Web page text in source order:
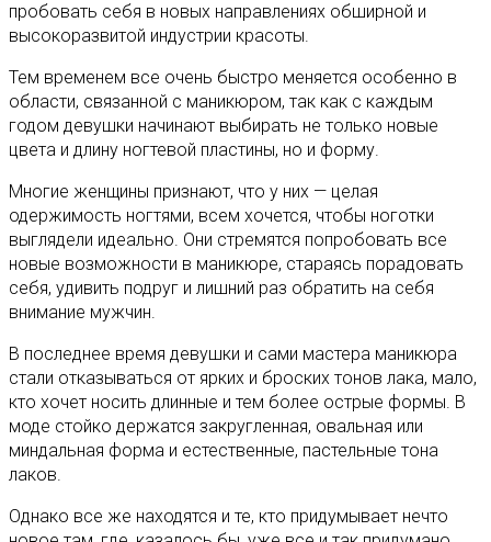
пробовать себя в новых направлениях обширной и
высокоразвитой индустрии красоты.
Тем временем все очень быстро меняется особенно в
области, связанной с маникюром, так как с каждым
годом девушки начинают выбирать не только новые
цвета и длину ногтевой пластины, но и форму.
Многие женщины признают, что у них — целая
одержимость ногтями, всем хочется, чтобы ноготки
выглядели идеально. Они стремятся попробовать все
новые возможности в маникюре, стараясь порадовать
себя, удивить подруг и лишний раз обратить на себя
внимание мужчин.
В последнее время девушки и сами мастера маникюра
стали отказываться от ярких и броских тонов лака, мало,
кто хочет носить длинные и тем более острые формы. В
моде стойко держатся закругленная, овальная или
миндальная форма и естественные, пастельные тона
лаков.
Однако все же находятся и те, кто придумывает нечто